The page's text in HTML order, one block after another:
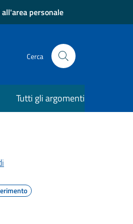
all'area personale
Cerca
Tutti gli argomenti